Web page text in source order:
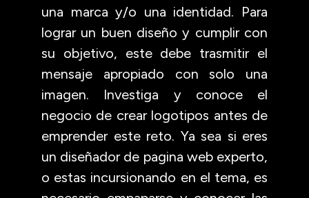
una marca y/o una identidad. Para
lograr un buen diseño y cumplir con
su objetivo, este debe trasmitir el
mensaje apropiado con solo una
imagen. Investiga y conoce el
negocio de crear logotipos antes de
emprender este reto. Ya sea si eres
un diseñador de pagina web experto,
o estas incursionando en el tema, es